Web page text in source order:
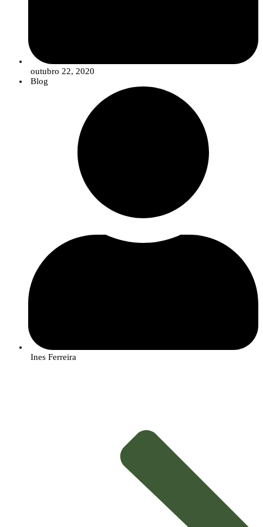
outubro 22, 2020
Blog
Ines Ferreira
This researcher reports directly to the Director of the Department of
of InnovPlantProtect and has the following responsibility:
• To identify pests and diseases in the field and in the laboratory
• Sample plant, pests and pathogen material from crop fields